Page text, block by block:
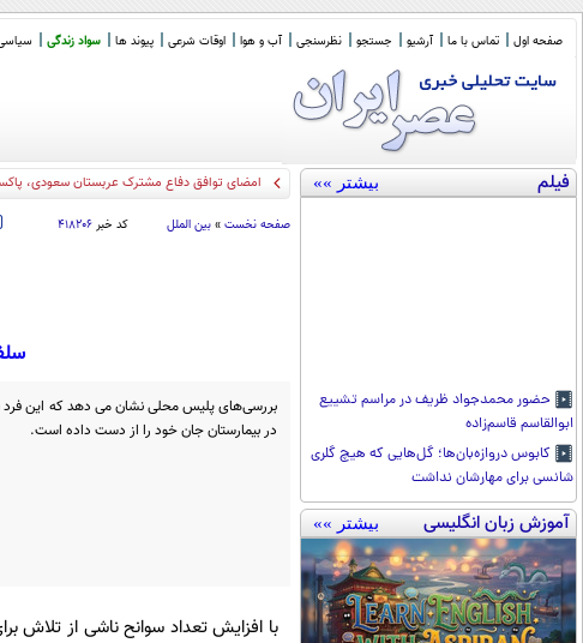
صفحه اول تماس با ما آرشیو جستجو نظرسنجی آب و هوا اوقات شرعی پیوند ها سواد زندگی
فیلم بیشتر »»
حضور محمدجواد ظریف در مراسم تشییع
ابوالقاسم قاسم‌زاده
کابوس دروازه‌بان‌ها؛ گل‌هایی که هیچ گلری
شانسی برای مهارشان نداشت
آموزش زبان انگلیسی بیشتر »»
امضای توافق دفاع مشترک عربستان سعودی،
صفحه نخست » بین الملل کد خبر۴۱۸۲۰۶
بررسی‌های پلیس محلی نشان می دهد که این فرد
در بیمارستان جان خود را از دست داده است.
با افزایش تعداد سوانح ناشی از